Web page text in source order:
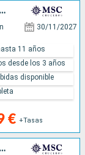
BARBADOS, SAN VINCENT Y LAS GRANADINAS, GRENADA, MARTINICA, ANTIGUA Y BARBUDA, SAN MARTÍN, SAN CRISTÓBAL Y NIEVES, DOMINICA, GUADALUPE, SANTA LUCIA
30/11/2027
€ +Tasas
11 años
desde los 3 años
disponible
BARBADOS, SAN VINCENT Y LAS GRANADINAS, GRENADA, MARTINICA, SAN MARTÍN, ANTIGUA Y BARBUDA, SAN CRISTÓBAL Y NIEVES, DOMINICA, GUADALUPE, SANTA LUCIA